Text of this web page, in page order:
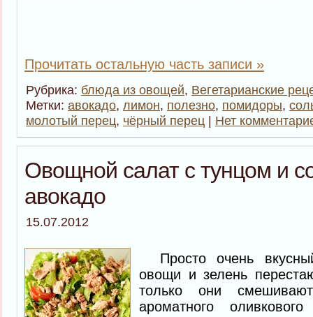
Прочитать остальную часть записи »
Рубрика: блюда из овощей, Вегетарианские
Метки: авокадо, лимон, полезно, помидоры,
молотый перец, чёрный перец | Нет
Овощной салат с тунцом и
авокадо
15.07.2012
Просто очень
овощи и зелень
только они
ароматного